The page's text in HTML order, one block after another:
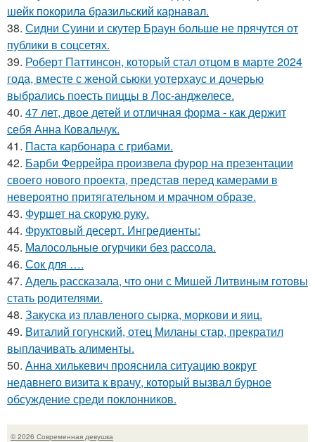
шейк покорила бразильский карнавал.
38. Сидни Суини и скутер Браун больше не прячутся от
публики в соцсетях.
39. Роберт Паттинсон, который стал отцом в марте 2024
года, вместе с женой сьюки уотерхаус и дочерью
выбрались поесть пиццы в Лос-анджелесе.
40. 47 лет, двое детей и отличная форма - как держит
себя Анна Ковальчук.
41. Паста карбонара с грибами.
42. Барби Феррейра произвела фурор на презентации
своего нового проекта, представ перед камерами в
невероятно притягательном и мрачном образе.
43. Фуршет на скорую руку.
44. Фруктовый десерт. Ингредиенты:
45. Малосольные огурчики без рассола.
46. Сок для ….
47. Адель рассказала, что они с Мишей Литвиным готовы
стать родителями.
48. Закуска из плавленого сырка, моркови и яиц.
49. Виталий гогунский, отец Миланы стар, прекратил
выплачивать алименты.
50. Анна хилькевич прояснила ситуацию вокруг
недавнего визита к врачу, который вызвал бурное
обсуждение среди поклонников.
© 2026 Современная девушка